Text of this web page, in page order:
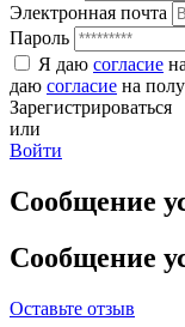
Электронная почта
Пароль
Я даю согласие
даю согласие на
Зарегистрироваться
или
Войти
Сообщение
Сообщение
Оставьте отзыв